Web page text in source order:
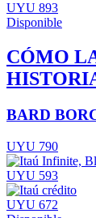
UYU 893
Disponible
CÓMO
BARD
UYU 790
UYU 593
UYU 672